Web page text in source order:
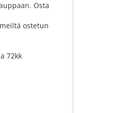
Osta
ostetun
72kk